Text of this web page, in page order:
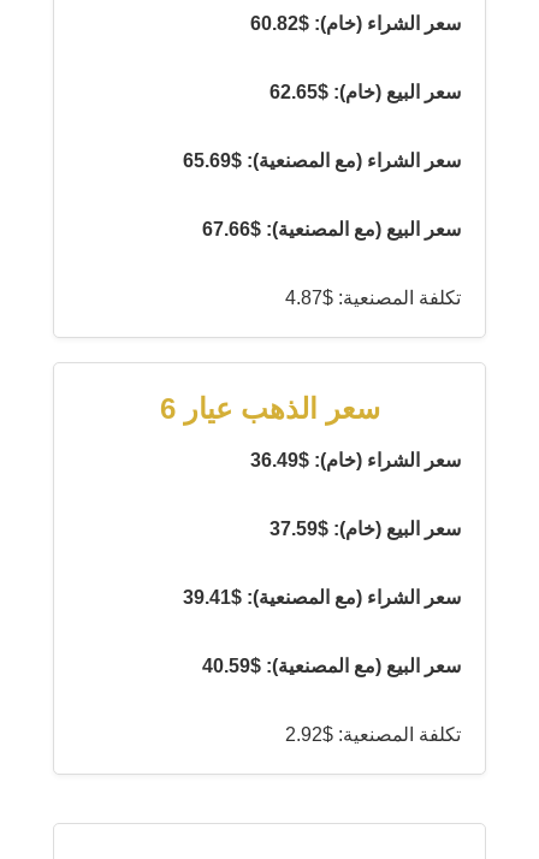
سعر الشراء (خام): $60.82
سعر البيع (خام): $62.65
سعر الشراء (مع المصنعية): $65.69
سعر البيع (مع المصنعية): $67.66
تكلفة المصنعية: $4.87
سعر الذهب عيار 6
سعر الشراء (خام): $36.49
سعر البيع (خام): $37.59
سعر الشراء (مع المصنعية): $39.41
سعر البيع (مع المصنعية): $40.59
تكلفة المصنعية: $2.92